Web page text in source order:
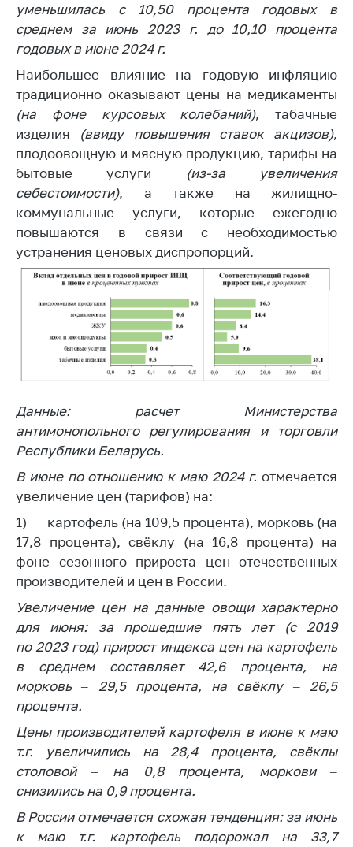
уменьшилась с 10,50 процента годовых в
среднем за июнь 2023 г. до 10,10 процента
годовых в июне 2024 г.
Наибольшее влияние на годовую инфляцию
традиционно оказывают цены на медикаменты
(на фоне курсовых колебаний), табачные
изделия (ввиду повышения ставок акцизов),
плодоовощную и мясную продукцию, тарифы на
бытовые услуги
(из-за увеличения
себестоимости), а также на жилищно-
коммунальные услуги, которые ежегодно
повышаются в связи с необходимостью
устранения ценовых диспропорций.
Данные: расчет Министерства
антимонопольного регулирования и торговли
Республики Беларусь.
В июне по отношению к маю 2024 г. отмечается
увеличение цен (тарифов) на:
1) картофель (на 109,5 процента), морковь (на
17,8 процента), свёклу (на 16,8 процента) на
фоне сезонного прироста цен отечественных
производителей и цен в России.
Увеличение цен на данные овощи характерно
для июня: за прошедшие пять лет (с 2019
по 2023 год) прирост индекса цен на картофель
в среднем составляет 42,6 процента, на
морковь – 29,5 процента, на свёклу – 26,5
процента.
Цены производителей картофеля в июне к маю
т.г. увеличились на 28,4 процента, свёклы
столовой – на 0,8 процента, моркови –
снизились на 0,9 процента.
В России отмечается схожая тенденция: за июнь
к маю т.г. картофель подорожал на 33,7